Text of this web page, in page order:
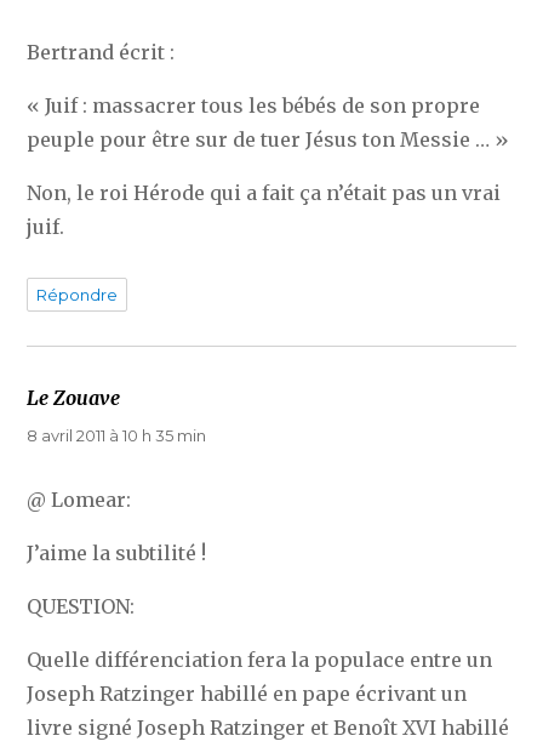
Bertrand écrit :
« Juif : massacrer tous les bébés de son propre
peuple pour être sur de tuer Jésus ton Messie … »
Non, le roi Hérode qui a fait ça n’était pas un vrai
juif.
Répondre
Le Zouave
8 avril 2011 à 10 h 35 min
@ Lomear:
J’aime la subtilité !
QUESTION:
Quelle différenciation fera la populace entre un
Joseph Ratzinger habillé en pape écrivant un
livre signé Joseph Ratzinger et Benoît XVI habillé